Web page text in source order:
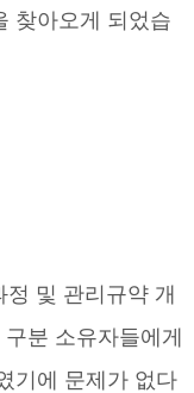
찾아오게 되었습
및 관리규약 개
구분 소유자들에게
기에 문제가 없다